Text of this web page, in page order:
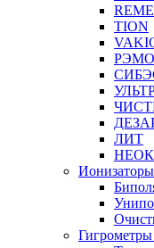
TION
РЭМО
ЛИТ
Ионизаторы